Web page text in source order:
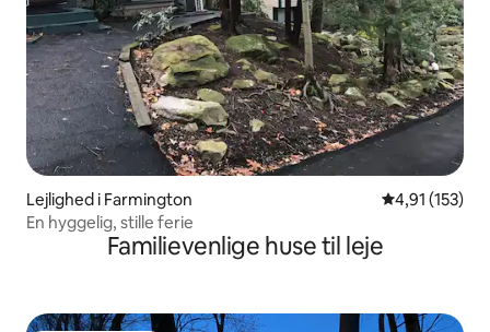
Lejlighed i Farmington 4,91 ud af 5 i
4,91 (153)
En hyggelig, stille ferie
Familievenlige huse til leje